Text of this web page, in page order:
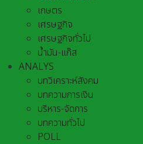
เกษตร
เศรษฐกิจ
เศรษฐกิจทั่วไป
น้ำมัน-แก๊ส
ANALYS
บทวิเคราะห์สังคม
บทความการเงิน
บริหาร-จัดการ
บทความทั่วไป
POLL